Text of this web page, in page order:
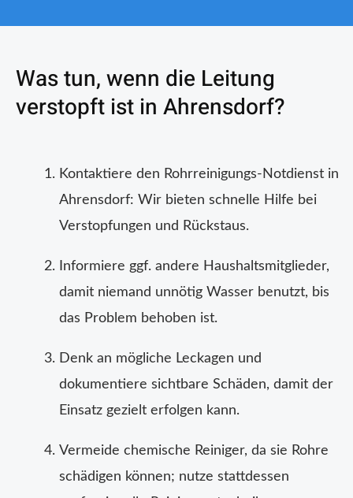
Was tun, wenn die Leitung
verstopft ist in Ahrensdorf?
Kontaktiere den Rohrreinigungs-Notdienst in
Ahrensdorf: Wir bieten schnelle Hilfe bei
Verstopfungen und Rückstaus.
Informiere ggf. andere Haushaltsmitglieder,
damit niemand unnötig Wasser benutzt, bis
das Problem behoben ist.
Denk an mögliche Leckagen und
dokumentiere sichtbare Schäden, damit der
Einsatz gezielt erfolgen kann.
Vermeide chemische Reiniger, da sie Rohre
schädigen können; nutze stattdessen